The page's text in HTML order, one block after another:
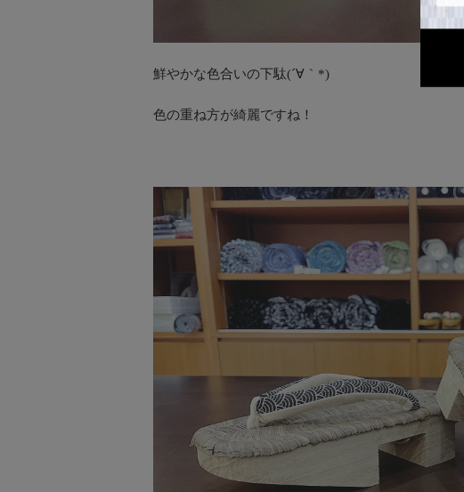
鮮やかな色合いの下駄(´∀｀*)
色の重ね方が綺麗ですね！